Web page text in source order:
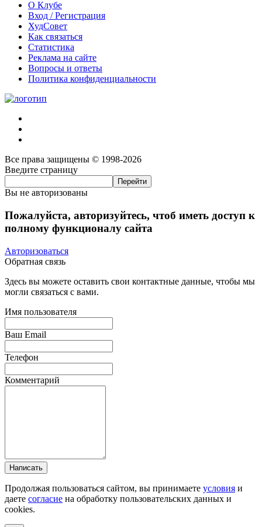
О Клубе
Вход / Регистрация
ХудСовет
Как связаться
Статистика
Реклама на сайте
Вопросы и ответы
Политика конфиденциальности
Все права защищены © 1998-2026
Введите страницу
Вы не авторизованы
Пожалуйста, авторизуйтесь, чтоб иметь доступ к
полному функционалу сайта
Авторизоваться
Обратная связь
Здесь вы можете оставить свои контактные данные, чтобы мы
могли связаться с вами.
Имя пользователя
Ваш Email
Телефон
Комментарий
Написать
Продолжая пользоваться сайтом, вы принимаете условия и
даете согласие на обработку пользовательских данных и
cookies.